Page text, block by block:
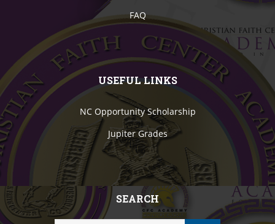
FAQ
USEFUL LINKS
NC Opportunity Scholarship
Jupiter Grades
SEARCH